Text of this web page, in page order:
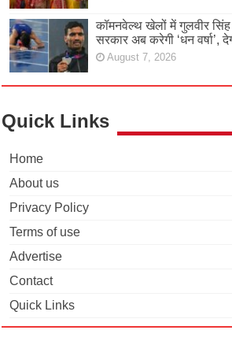
कॉमनवेल्थ खेलों में गुलवीर सिंह
सरकार अब करेगी ‘धन वर्षा’,
August 7, 2026
Quick Links
Home
About us
Privacy Policy
Terms of use
Advertise
Contact
Quick Links